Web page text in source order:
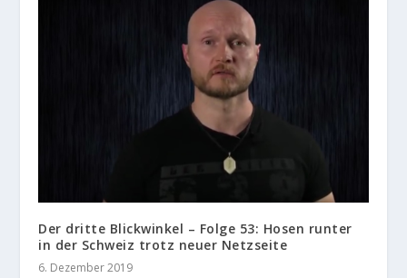
Der dritte Blickwinkel – Folge 53: Hosen runter
in der Schweiz trotz neuer Netzseite
6. Dezember 2019